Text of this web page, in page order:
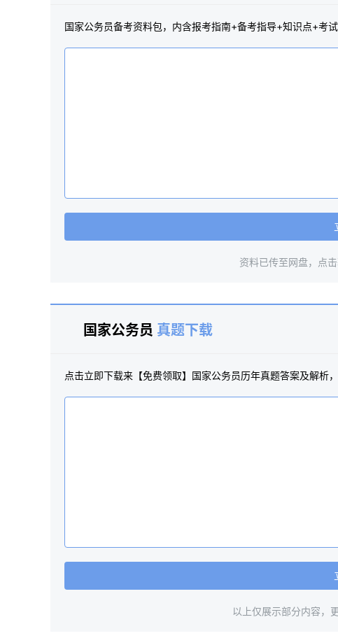
国家公务员备考资料包，内含报考指南+备考指导+知识点+考
资料已传至网盘，点
国家公务员 真题下载
点击立即下载来【免费领取】国家公务员历年真题答案及解析
以上仅展示部分内容，